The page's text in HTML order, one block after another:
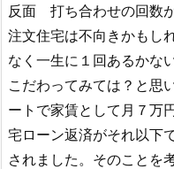
反面 打ち合わせの回数
注文住宅は不向きかも
なく一生に１回あるか
こだわってみては？と
ートで家賃として月７万
宅ローン返済がそれ以下
されました。そのこと